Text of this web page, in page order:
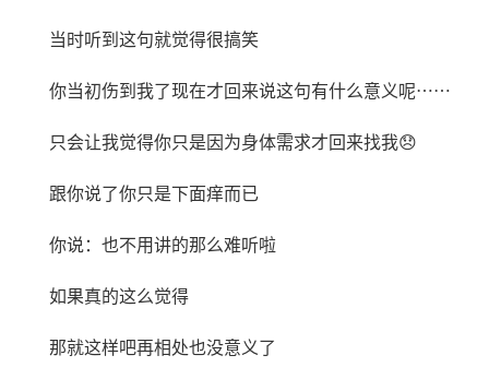
当时听到这句就觉得很搞笑
你当初伤到我了现在才回来说这句有什么意义呢⋯⋯
只会让我觉得你只是因为身体需求才回来找我😞
跟你说了你只是下面痒而已
你说：也不用讲的那么难听啦
如果真的这么觉得
那就这样吧再相处也没意义了